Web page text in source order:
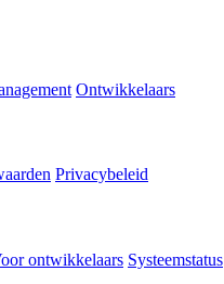
Ontwikkelaars
Privacybeleid
ontwikkelaars Systeemstatus